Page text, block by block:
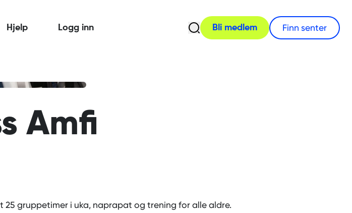
Hjelp Logg inn Åpne søkBli medlem Finn senter
Amfi
25 gruppetimer i uka, naprapat og trening for alle aldre.